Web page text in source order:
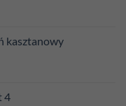
kasztanowy
4